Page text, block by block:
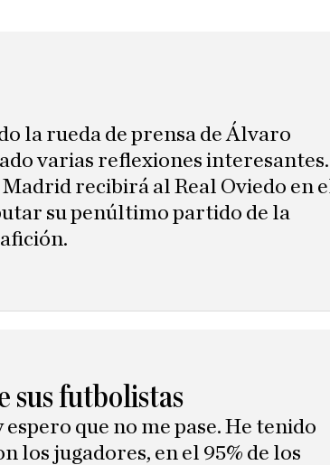
la rueda de prensa de Álvaro
varias reflexiones interesantes.
Madrid recibirá al Real Oviedo en
su penúltimo partido de la
sus futbolistas
espero que no me pase. He tenido
los jugadores, en el 95% de los